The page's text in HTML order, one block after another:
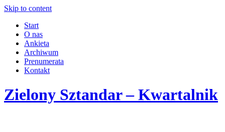
Skip to content
Start
O nas
Ankieta
Archiwum
Prenumerata
Kontakt
Zielony Sztandar – Kwartalnik